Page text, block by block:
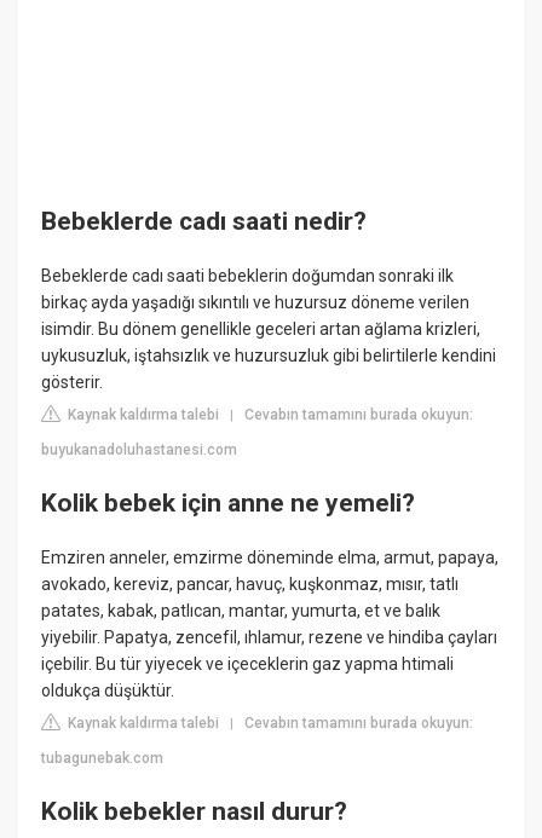
Bebeklerde cadı saati nedir?
Bebeklerde cadı saati bebeklerin doğumdan sonraki ilk
birkaç ayda yaşadığı sıkıntılı ve huzursuz döneme verilen
isimdir. Bu dönem genellikle geceleri artan ağlama krizleri,
uykusuzluk, iştahsızlık ve huzursuzluk gibi belirtilerle kendini
gösterir.
Kaynak kaldırma talebi |Cevabın tamamını burada okuyun:
buyukanadoluhastanesi.com
Kolik bebek için anne ne yemeli?
Emziren anneler, emzirme döneminde elma, armut, papaya,
avokado, kereviz, pancar, havuç, kuşkonmaz, mısır, tatlı
patates, kabak, patlıcan, mantar, yumurta, et ve balık
yiyebilir. Papatya, zencefil, ıhlamur, rezene ve hindiba çayları
içebilir. Bu tür yiyecek ve içeceklerin gaz yapma htimali
oldukça düşüktür.
Kaynak kaldırma talebi |Cevabın tamamını burada okuyun:
tubagunebak.com
Kolik bebekler nasıl durur?